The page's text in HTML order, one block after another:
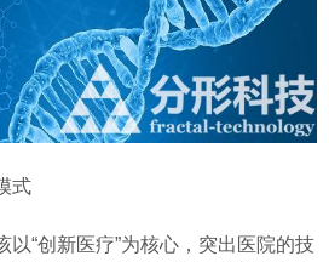
式
“创新医疗”为核心，突出医院的技